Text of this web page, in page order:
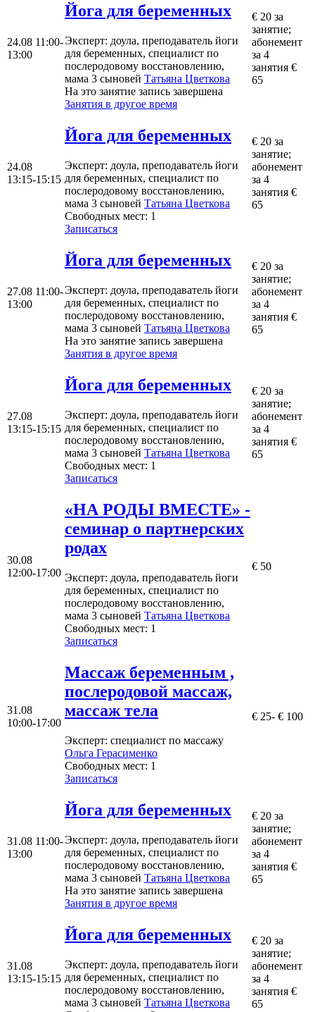
24.08 11:00-
13:00
Йога для беременных
Эксперт: доула, преподаватель йоги
для беременных, специалист по
послеродовому восстановлению,
мама 3 сыновей Татьяна Цветкова
На это занятие запись завершена
Занятия в другое время
€ 20 за
занятие;
абонемент
за 4
занятия €
65
24.08
13:15-15:15
Йога для беременных
Эксперт: доула, преподаватель йоги
для беременных, специалист по
послеродовому восстановлению,
мама 3 сыновей Татьяна Цветкова
Свободных мест: 1
Записаться
€ 20 за
занятие;
абонемент
за 4
занятия €
65
27.08 11:00-
13:00
Йога для беременных
Эксперт: доула, преподаватель йоги
для беременных, специалист по
послеродовому восстановлению,
мама 3 сыновей Татьяна Цветкова
На это занятие запись завершена
Занятия в другое время
€ 20 за
занятие;
абонемент
за 4
занятия €
65
27.08
13:15-15:15
Йога для беременных
Эксперт: доула, преподаватель йоги
для беременных, специалист по
послеродовому восстановлению,
мама 3 сыновей Татьяна Цветкова
Свободных мест: 1
Записаться
€ 20 за
занятие;
абонемент
за 4
занятия €
65
30.08
12:00-17:00
«НА РОДЫ ВМЕСТЕ» -
семинар о партнерских
родах
Эксперт: доула, преподаватель йоги
для беременных, специалист по
послеродовому восстановлению,
мама 3 сыновей Татьяна Цветкова
Свободных мест: 1
Записаться
€ 50
31.08
10:00-17:00
Mассаж беременным ,
послеродовой массаж,
массаж тела
Эксперт: специалист по массажу
Ольгa Герасименко
Свободных мест: 1
Записаться
€ 25- € 100
31.08 11:00-
13:00
Йога для беременных
Эксперт: доула, преподаватель йоги
для беременных, специалист по
послеродовому восстановлению,
мама 3 сыновей Татьяна Цветкова
На это занятие запись завершена
Занятия в другое время
€ 20 за
занятие;
абонемент
за 4
занятия €
65
31.08
13:15-15:15
Йога для беременных
Эксперт: доула, преподаватель йоги
для беременных, специалист по
послеродовому восстановлению,
мама 3 сыновей Татьяна Цветкова
€ 20 за
занятие;
абонемент
за 4
занятия €
65